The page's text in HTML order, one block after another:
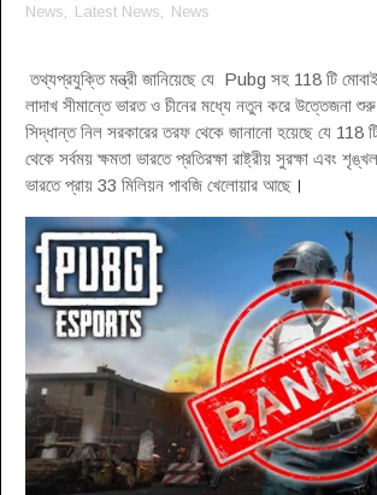
News
Latest News News
তথ্যপ্রযুক্তি মন্ত্রী জানিয়েছে যে Pubg সহ 118 টি
লাদাখ সীমান্তে ভারত ও চীনের মধ্যে নতুন করে উত্তেজনা
সিদ্ধান্ত নিল সরকারের তরফ থেকে জানানো হয়েছে যে 118
থেকে সর্বময় ক্ষমতা ভারতে প্রতিরক্ষা রাষ্ট্রীয় সুরক্ষা এবং
ভারতে প্রায় 33 মিলিয়ন পাবজি খেলোয়ার আছে ।